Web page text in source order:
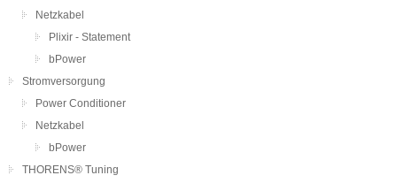
Netzkabel
Plixir - Statement
bPower
Stromversorgung
Power Conditioner
Netzkabel
bPower
THORENS® Tuning